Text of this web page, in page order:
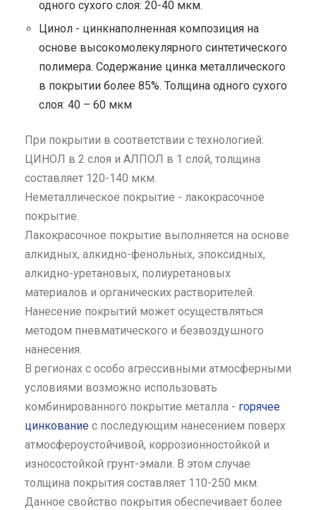
одного сухого слоя: 20-40 мкм.
Цинол - цинкнаполненная композиция на
основе высокомолекулярного синтетического
полимера. Содержание цинка металлического
в покрытии более 85%. Толщина одного сухого
слоя: 40 – 60 мкм
При покрытии в соответствии с технологией:
ЦИНОЛ в 2 слоя и АЛПОЛ в 1 слой, толщина
составляет 120-140 мкм.
Неметаллическое покрытие - лакокрасочное
покрытие.
Лакокрасочное покрытие выполняется на основе
алкидных, алкидно-фенольных, эпоксидных,
алкидно-уретановых, полиуретановых
материалов и органических растворителей.
Нанесение покрытий может осуществляться
методом пневматического и безвоздушного
нанесения.
В регионах с особо агрессивными атмосферными
условиями возможно использовать
комбинированного покрытие металла - горячее
цинкование с последующим нанесением поверх
атмосфероустойчивой, коррозионностойкой и
износостойкой грунт-эмали. В этом случае
толщина покрытия составляет 110-250 мкм.
Данное свойство покрытия обеспечивает более